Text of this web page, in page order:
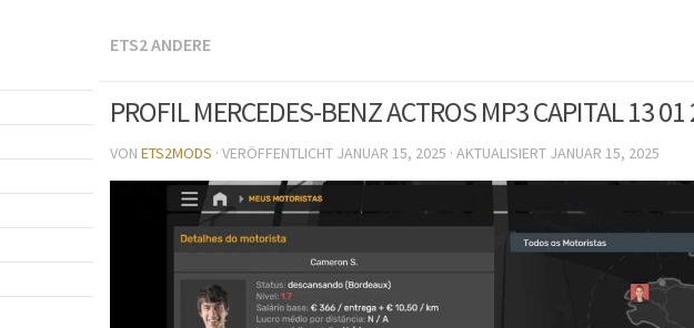
ETS2 ANDERE
PROFIL MERCEDES-BENZ ACTROS MP3 CAPITAL 13
VON ETS2MODS · VERÖFFENTLICHT JANUAR 15, 2025 · AKTUALISIERT JANUAR 15, 2025